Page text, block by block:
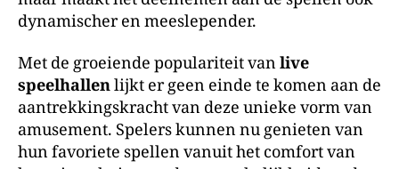
dynamischer en meeslepender.
Met de groeiende populariteit van live
speelhallenlijkt er geen einde te komen aan de
aantrekkingskracht van deze unieke vorm van
amusement. Spelers kunnen nu genieten van
hun favoriete spellen vanuit het comfort van